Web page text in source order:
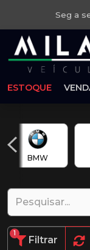
Seg a
ESTOQUE
BMW
Filtrar
1